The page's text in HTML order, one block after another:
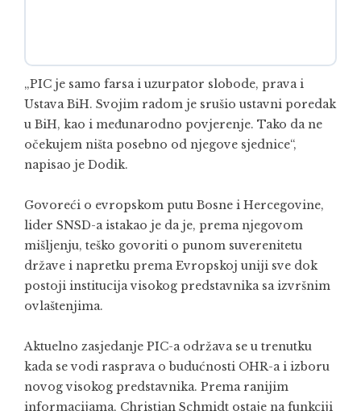
„PIC je samo farsa i uzurpator slobode, prava i
Ustava BiH. Svojim radom je srušio ustavni poredak
u BiH, kao i međunarodno povjerenje. Tako da ne
očekujem ništa posebno od njegove sjednice“,
napisao je Dodik.
Govoreći o evropskom putu Bosne i Hercegovine,
lider SNSD-a istakao je da je, prema njegovom
mišljenju, teško govoriti o punom suverenitetu
države i napretku prema Evropskoj uniji sve dok
postoji institucija visokog predstavnika sa izvršnim
ovlaštenjima.
Aktuelno zasjedanje PIC-a održava se u trenutku
kada se vodi rasprava o budućnosti OHR-a i izboru
novog visokog predstavnika. Prema ranijim
informacijama, Christian Schmidt ostaje na funkciji